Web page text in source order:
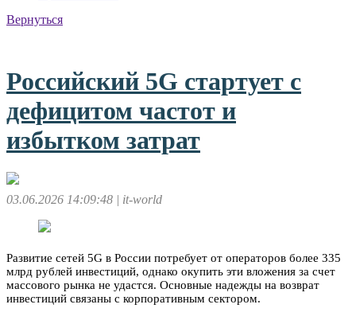
Вернуться
Российский 5G стартует с
дефицитом частот и
избытком затрат
03.06.2026 14:09:48 | it-world
Развитие сетей 5G в России потребует от операторов более 335
млрд рублей инвестиций, однако окупить эти вложения за счет
массового рынка не удастся. Основные надежды на возврат
инвестиций связаны с корпоративным сектором.